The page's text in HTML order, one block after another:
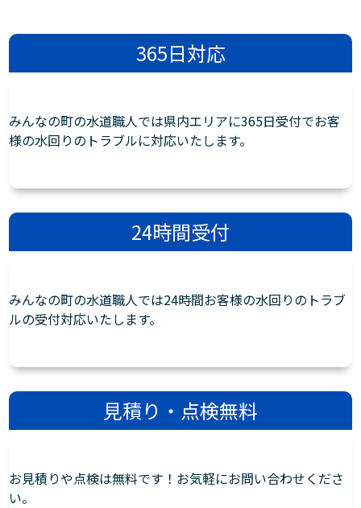
365日対応
みんなの町の水道職人では県内エリアに365日受付でお客
様の水回りのトラブルに対応いたします。
24時間受付
みんなの町の水道職人では24時間お客様の水回りのトラブ
ルの受付対応いたします。
見積り・点検無料
お見積りや点検は無料です！お気軽にお問い合わせくださ
い。